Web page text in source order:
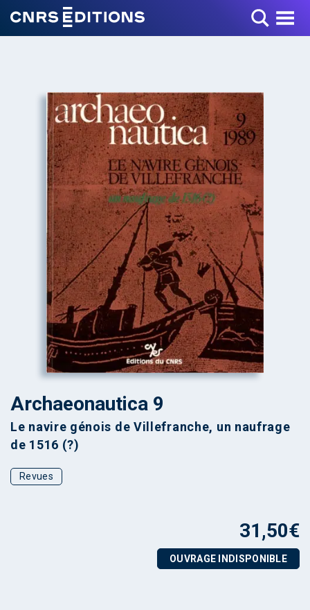
Toggle Menu
+
Archaeonautica 9
Le navire génois de Villefranche, un naufrage
de 1516 (?)
Revues
31,50€
OUVRAGE INDISPONIBLE